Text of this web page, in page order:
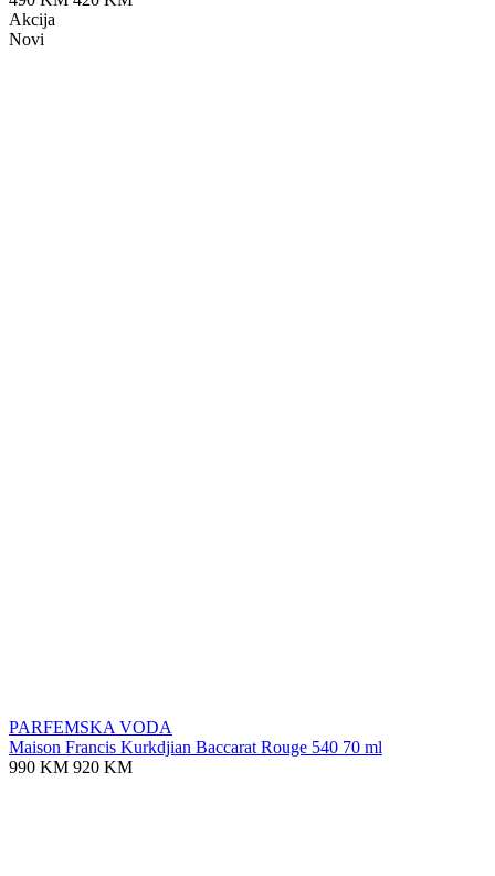
Akcija
Novi
PARFEMSKA VODA
Maison Francis Kurkdjian Baccarat Rouge 540 70 ml
990 KM 920 KM